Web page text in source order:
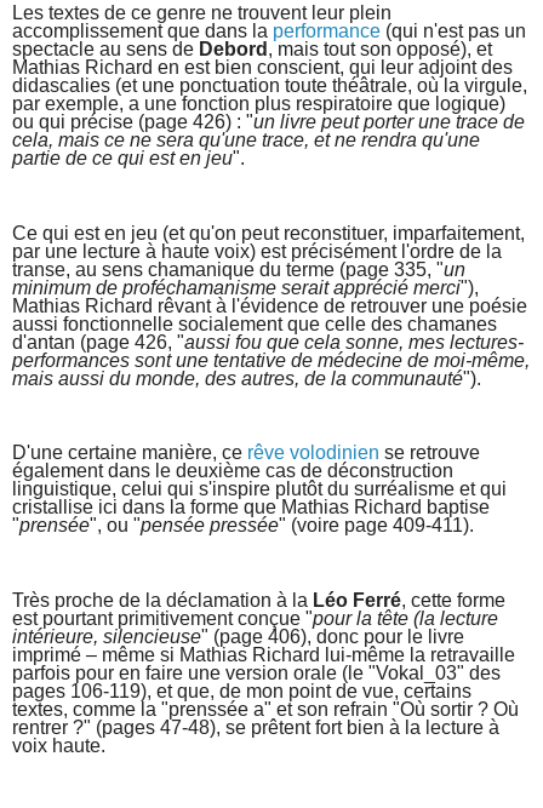
Les textes de ce genre ne trouvent leur plein
accomplissement que dans la performance (qui n'est pas un
spectacle au sens de Debord , mais tout son opposé), et
Mathias Richard en est bien conscient, qui leur adjoint des
didascalies (et une ponctuation toute théâtrale, où la virgule,
par exemple, a une fonction plus respiratoire que logique)
ou qui précise (page 426) : "un livre peut porter une trace de
cela, mais ce ne sera qu'une trace, et ne rendra qu'une
partie de ce qui est en jeu".
Ce qui est en jeu (et qu'on peut reconstituer, imparfaitement,
par une lecture à haute voix) est précisément l'ordre de la
transe, au sens chamanique du terme (page 335, "un
minimum de proféchamanisme serait apprécié merci"),
Mathias Richard rêvant à l'évidence de retrouver une poésie
aussi fonctionnelle socialement que celle des chamanes
d'antan (page 426, "aussi fou que cela sonne, mes lectures-
performances sont une tentative de médecine de moi-même,
mais aussi du monde, des autres, de la communauté").
D'une certaine manière, ce rêve volodinien se retrouve
également dans le deuxième cas de déconstruction
linguistique, celui qui s'inspire plutôt du surréalisme et qui
cristallise ici dans la forme que Mathias Richard baptise
"prensée", ou "pensée pressée" (voire page 409-411).
Très proche de la déclamation à la Léo Ferré, cette forme
est pourtant primitivement conçue "pour la tête (la lecture
intérieure, silencieuse" (page 406), donc pour le livre
imprimé – même si Mathias Richard lui-même la retravaille
parfois pour en faire une version orale (le "Vokal_03" des
pages 106-119), et que, de mon point de vue, certains
textes, comme la "prenssée a" et son refrain "Où sortir ? Où
rentrer ?" (pages 47-48), se prêtent fort bien à la lecture à
voix haute.